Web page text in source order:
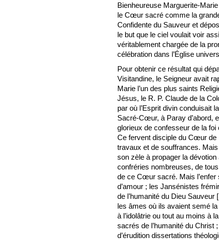
Bienheureuse Marguerite-
le Cœur sacré comme la
Confidente du Sauveur et
le but que le ciel voulait voir
véritablement chargée de la
célébration dans l’Église
Pour obtenir ce résultat qui
Visitandine, le Seigneur avait
Marie l’un des plus saints
Jésus, le R. P. Claude de la
par où l’Esprit divin conduisait
Sacré-Cœur, à Paray d’abord,
glorieux de confesseur de la
Ce fervent disciple du Cœur de
travaux et de souffrances.
son zèle à propager la
confréries nombreuses, de
de ce Cœur sacré. Mais l’enfer
d’amour ; les Jansénistes
de l’humanité du Dieu Sauveur [
les âmes où ils avaient semé
à l’idolâtrie ou tout au moins à
sacrés de l’humanité du Christ
d’érudition dissertations